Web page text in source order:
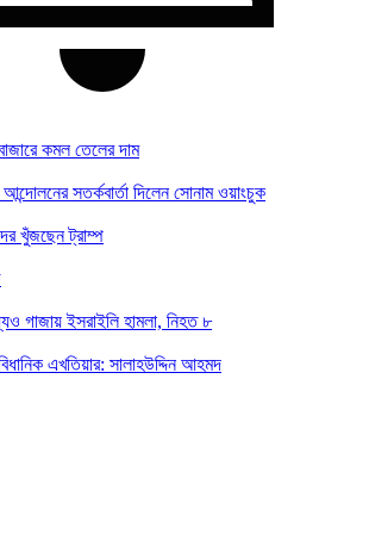
কমল তেলের দাম
সতর্কবার্তা দিলেন সোনাম ওয়াংচুক
খুঁজছেন ট্রাম্প
গাজায় ইসরাইলি হামলা, নিহত ৮
এখতিয়ার: সালাহউদ্দিন আহমদ